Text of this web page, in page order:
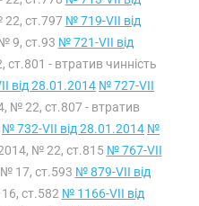
ст.797 № 719-VII від
9, ст.93 № 721-VII від
- втратив чинність
від 28.01.2014 № 727-VII
№ 22, ст.807 - втратив
№ 732-VII від 28.01.2014 №
№ 22, ст.815 № 767-VII
17, ст.593 № 879-VII від
ст.582 № 1166-VII від